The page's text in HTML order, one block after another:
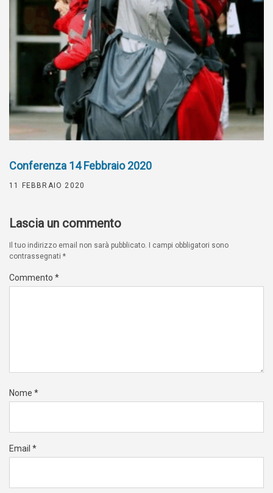
Conferenza 14 Febbraio 2020
11 FEBBRAIO 2020
Lascia un commento
Il tuo indirizzo email non sarà pubblicato.
I campi obbligatori sono
contrassegnati *
Commento *
Nome *
Email *